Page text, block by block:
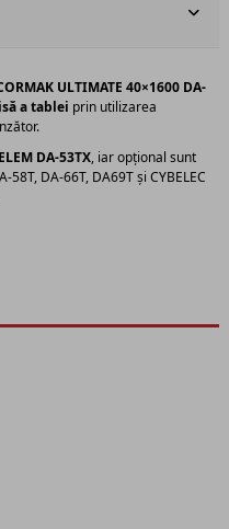
ULTIMATE 40×1600 DA-
a tablei prin utilizarea
DA-53TX, iar opțional sunt
DA-66T, DA69T și CYBELEC